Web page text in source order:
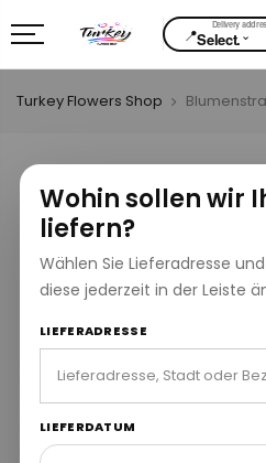
📍Select.⌄
Wohin sollen wir
liefern?
Wählen Sie Lieferadresse
diese jederzeit in der Leiste
LIEFERADRESSE
LIEFERDATUM
Turkey Flowers Shop